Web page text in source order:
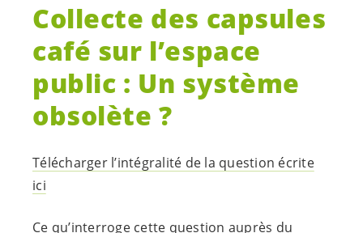
Collecte des capsules
café sur l’espace
public : Un système
obsolète ?
Télécharger l’intégralité de la question écrite
ici
Ce qu’interroge cette question auprès du